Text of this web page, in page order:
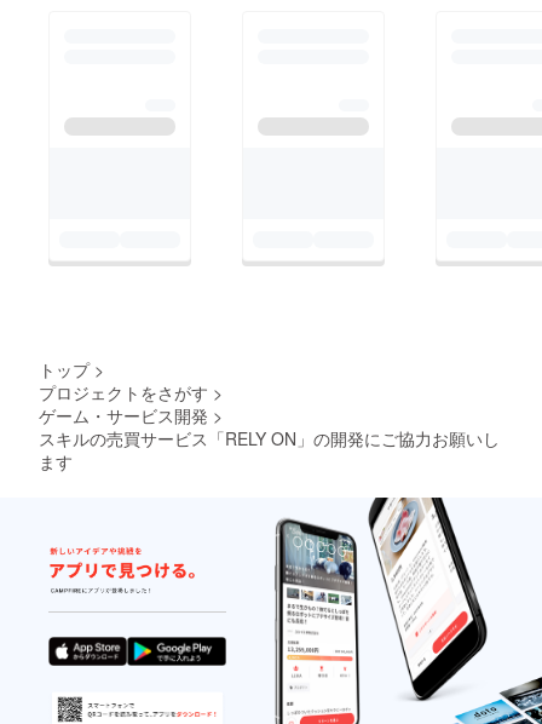
トップ >
プロジェクトをさがす >
ゲーム・サービス開発 >
スキルの売買サービス「RELY ON」の開発にご協力お願いし
ます